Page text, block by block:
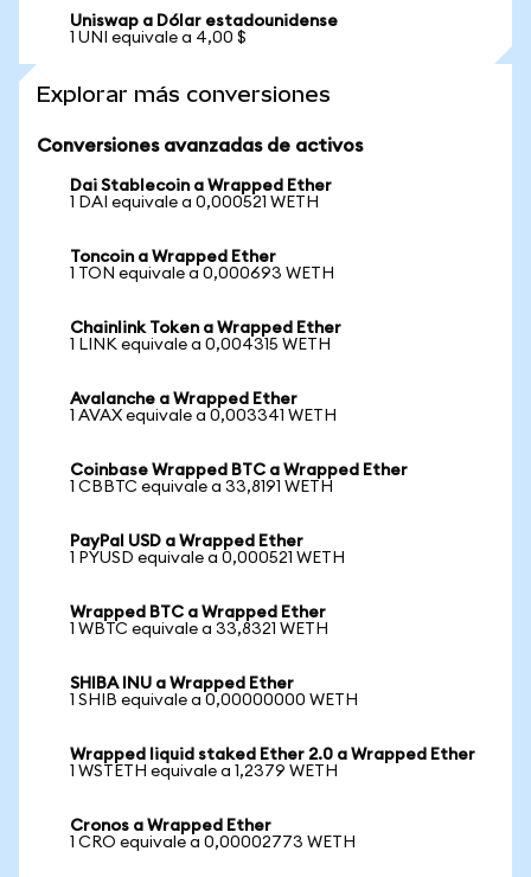
Uniswap a Dólar estadounidense
1 UNI equivale a 4,00 $
Explorar más conversiones
Conversiones avanzadas de activos
Dai Stablecoin a Wrapped Ether
1 DAI equivale a 0,000521 WETH
Toncoin a Wrapped Ether
1 TON equivale a 0,000693 WETH
Chainlink Token a Wrapped Ether
1 LINK equivale a 0,004315 WETH
Avalanche a Wrapped Ether
1 AVAX equivale a 0,003341 WETH
Coinbase Wrapped BTC a Wrapped Ether
1 CBBTC equivale a 33,8191 WETH
PayPal USD a Wrapped Ether
1 PYUSD equivale a 0,000521 WETH
Wrapped BTC a Wrapped Ether
1 WBTC equivale a 33,8321 WETH
SHIBA INU a Wrapped Ether
1 SHIB equivale a 0,00000000 WETH
Wrapped liquid staked Ether 2.0 a Wrapped Ether
1 WSTETH equivale a 1,2379 WETH
Cronos a Wrapped Ether
1 CRO equivale a 0,00002773 WETH